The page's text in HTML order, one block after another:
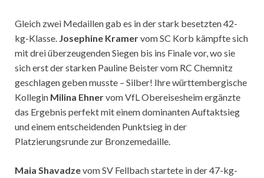
Gleich zwei Medaillen gab es in der stark besetzten 42-
kg-Klasse. Josephine Kramervom SC Korb kämpfte sich
mit drei überzeugenden Siegen bis ins Finale vor, wo sie
sich erst der starken Pauline Beister vom RC Chemnitz
geschlagen geben musste – Silber! Ihre württembergische
Kollegin Milina Ehnervom VfL Obereisesheim ergänzte
das Ergebnis perfekt mit einem dominanten Auftaktsieg
und einem entscheidenden Punktsieg in der
Platzierungsrunde zur Bronzemedaille.
Maia Shavadzevom SV Fellbach startete in der 47-kg-